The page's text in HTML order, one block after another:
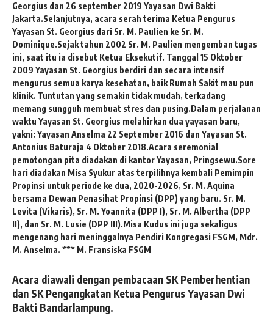
Georgius dan 26 september 2019 Yayasan Dwi Bakti
Jakarta.Selanjutnya, acara serah terima Ketua Pengurus
Yayasan St. Georgius dari Sr. M. Paulien ke Sr. M.
Dominique.Sejak tahun 2002 Sr. M. Paulien mengemban tugas
ini, saat itu ia disebut Ketua Eksekutif. Tanggal 15 Oktober
2009 Yayasan St. Georgius berdiri dan secara intensif
mengurus semua karya kesehatan, baik Rumah Sakit mau pun
klinik. Tuntutan yang semakin tidak mudah, terkadang
memang sungguh membuat stres dan pusing.Dalam perjalanan
waktu Yayasan St. Georgius melahirkan dua yayasan baru,
yakni: Yayasan Anselma 22 September 2016 dan Yayasan St.
Antonius Baturaja 4 Oktober 2018.Acara seremonial
pemotongan pita diadakan di kantor Yayasan, Pringsewu.Sore
hari diadakan Misa Syukur atas terpilihnya kembali Pemimpin
Propinsi untuk periode ke dua, 2020-2026, Sr. M. Aquina
bersama Dewan Penasihat Propinsi (DPP) yang baru. Sr. M.
Levita (Vikaris), Sr. M. Yoannita (DPP I), Sr. M. Albertha (DPP
II), dan Sr. M. Lusie (DPP III).Misa Kudus ini juga sekaligus
mengenang hari meninggalnya Pendiri Kongregasi FSGM, Mdr.
M. Anselma. *** M. Fransiska FSGM
Acara diawali dengan pembacaan SK Pemberhentian
dan SK Pengangkatan Ketua Pengurus Yayasan Dwi
Bakti Bandarlampung.